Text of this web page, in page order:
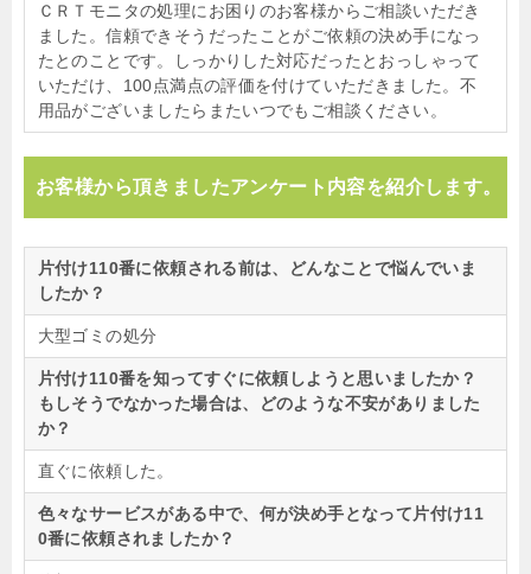
ＣＲＴモニタの処理にお困りのお客様からご相談いただき
ました。信頼できそうだったことがご依頼の決め手になっ
たとのことです。しっかりした対応だったとおっしゃって
いただけ、100点満点の評価を付けていただきました。不
用品がございましたらまたいつでもご相談ください。
お客様から頂きましたアンケート内容を紹介します。
片付け110番に依頼される前は、どんなことで悩んでいま
したか？
大型ゴミの処分
片付け110番を知ってすぐに依頼しようと思いましたか？
もしそうでなかった場合は、どのような不安がありました
か？
直ぐに依頼した。
色々なサービスがある中で、何が決め手となって片付け11
0番に依頼されましたか？